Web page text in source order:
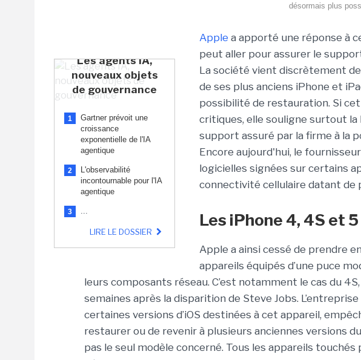
Les agents IA,
nouveaux objets
de gouvernance
1
Gartner prévoit une
croissance
exponentielle de l'IA
agentique
2
L'observabilité
incontournable pour l'IA
agentique
3 ...
LIRE LE DOSSIER
désormais plus
Apple a apporté une réponse à
peut aller pour assurer le
La société vient discrètement
de ses plus anciens iPhone et
possibilité de restauration. Si
critiques, elle souligne surtout
support assuré par la firme à la
Encore aujourd'hui, le
logicielles signées sur certains
connectivité cellulaire datant de
Les iPhone 4, 4S et
Apple a ainsi cessé de prendre
appareils équipés d’une puce
leurs composants réseau. C’est notamment le cas du
semaines après la disparition de Steve Jobs.
certaines versions d’iOS destinées à cet appareil,
restaurer ou de revenir à plusieurs anciennes versions
pas le seul modèle concerné. Tous les appareils